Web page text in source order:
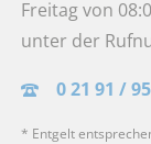
Freitag von
unter der
0 21 91 /
* Entgelt